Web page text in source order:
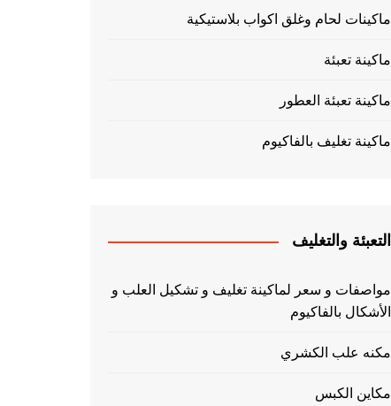
ماكينات لحام وغلق اكواب بلاستيكية
ماكينة تعبئة
ماكينة تعبئة العطور
ماكينة تغليف بالفاكيوم
التعبئة والتغليف
مواصفات و سعر لماكينة تغليف و تشكيل العلب و
الأشكال بالفاكيوم
مكنه علب الكشري
مكاين الكبس